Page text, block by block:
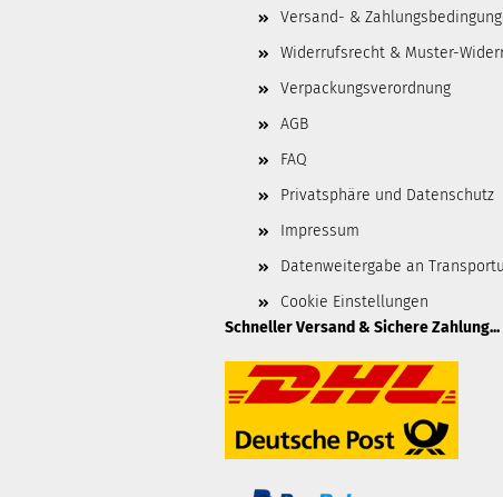
Versand- &
Widerrufsrecht & Muster-
Verpackungsverordnung
AGB
FAQ
Privatsphäre und Datenschutz
Impressum
Datenweitergabe an
Cookie Einstellungen
Schneller Versand & Sichere Zahlung...